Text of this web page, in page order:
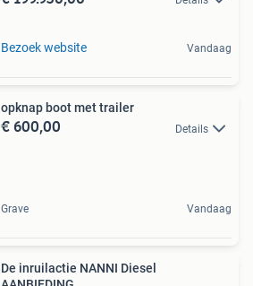
Bezoek website Vandaag
opknap boot met trailer
€ 600,00 Details
Grave Vandaag
De inruilactie NANNI Diesel